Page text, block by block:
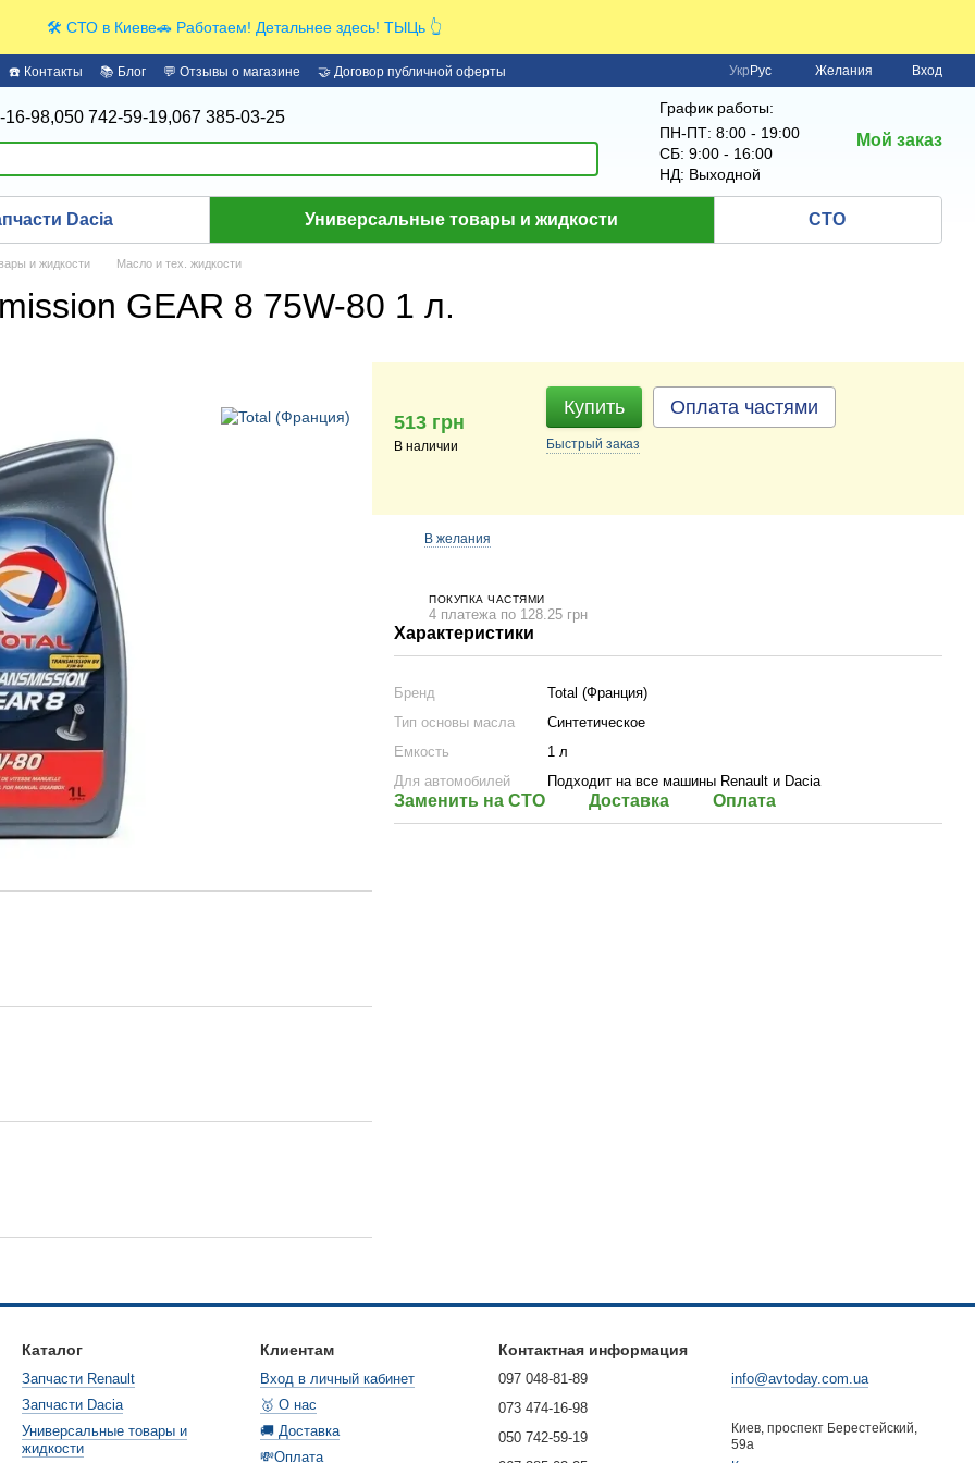
🛠️ СТО в Киеве🚗 Работаем! Детальнее здесь! ТЫЦь 👆
☎️ Контакты 📚 Блог 💬 Отзывы о магазине 🤝 Договор публичной оферты Укр Рус Желания Вход
16-98,050 742-59-19,067 385-03-25
График работы:
ПН-ПТ: 8:00 - 19:00
СБ: 9:00 - 16:00
НД: Выходной
Мой заказ
Dacia Универсальные товары и жидкости СТО
и жидкости Масло и тех. жидкости
GEAR 8 75W-80 1 л.
513 грн
В наличии
Купить Оплата частями
Быстрыйзаказ
В желания
ПОКУПКА ЧАСТЯМИ
4 платежа по 128.25 грн
Характеристики
Бренд
Total (Франция)
Тип основы масла
Синтетическое
Емкость
1 л
Для автомобилей
Подходит на все машины Renault и Dacia
Заменить на СТО Доставка Оплата
Каталог
Запчасти Renault
Запчасти Dacia
Универсальные товары и
жидкости
Клиентам
Вход в личный кабинет
🥇 О нас
🚚 Доставка
💸Оплата
Контактная информация
097 048-81-89
073 474-16-98
050 742-59-19
info@avtoday.com.ua
Киев, проспект Берестейский,
59а